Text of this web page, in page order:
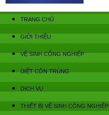
TRANG CHỦ
GIỚI THIỆU
VỆ SINH CÔNG NGHIỆP
DIỆT CÔN TRÙNG
DỊCH VỤ
THIẾT BỊ VỆ SINH CÔNG NGHIỆP